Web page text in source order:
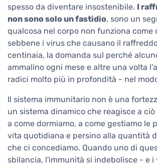
spesso da diventare insostenibile. I
non sono solo un fastidio, sono un
qualcosa nel corpo non funziona come
sebbene i virus che causano il
centinaia, la domanda sul perché
ammalino ogni mese e altre una volta
radici molto più in profondità - nel
Il sistema immunitario non è una
un sistema dinamico che reagisce a
a come dormiamo, a come gestiamo le
vita quotidiana e persino alla quantità
che ci concediamo. Quando uno di
sbilancia, l'immunità si indebolisce - e i